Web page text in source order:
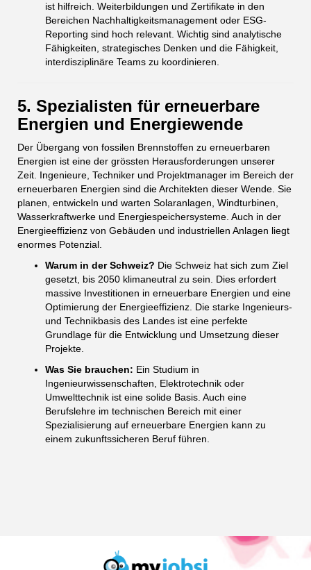
ist hilfreich. Weiterbildungen und Zertifikate in den
Bereichen Nachhaltigkeitsmanagement oder ESG-
Reporting sind hoch relevant. Wichtig sind analytische
Fähigkeiten, strategisches Denken und die Fähigkeit,
interdisziplinäre Teams zu koordinieren.
5. Spezialisten für erneuerbare
Energien und Energiewende
Der Übergang von fossilen Brennstoffen zu erneuerbaren
Energien ist eine der grössten Herausforderungen unserer
Zeit. Ingenieure, Techniker und Projektmanager im Bereich der
erneuerbaren Energien sind die Architekten dieser Wende. Sie
planen, entwickeln und warten Solaranlagen, Windturbinen,
Wasserkraftwerke und Energiespeichersysteme. Auch in der
Energieeffizienz von Gebäuden und industriellen Anlagen liegt
enormes Potenzial.
Warum in der Schweiz? Die Schweiz hat sich zum Ziel
gesetzt, bis 2050 klimaneutral zu sein. Dies erfordert
massive Investitionen in erneuerbare Energien und eine
Optimierung der Energieeffizienz. Die starke Ingenieurs-
und Technikbasis des Landes ist eine perfekte
Grundlage für die Entwicklung und Umsetzung dieser
Projekte.
Was Sie brauchen: Ein Studium in
Ingenieurwissenschaften, Elektrotechnik oder
Umwelttechnik ist eine solide Basis. Auch eine
Berufslehre im technischen Bereich mit einer
Spezialisierung auf erneuerbare Energien kann zu
einem zukunftssicheren Beruf führen.